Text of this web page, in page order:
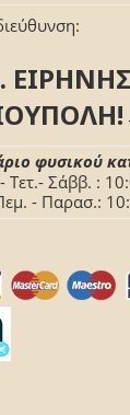
φυσικού
Τετ.- Σάββ. :
- Παρασ.: